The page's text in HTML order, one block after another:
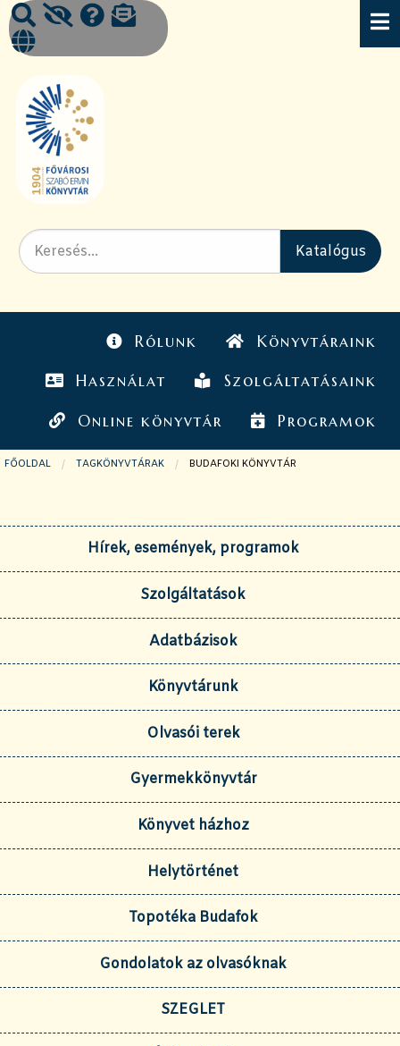
Rólunk Könyvtáraink
Használat Szolgáltatásaink
Online könyvtár Programok
FŐOLDAL TAGKÖNYVTÁRAK JELENLEGI OLDAL:
BUDAFOKI KÖNYVTÁR
Hírek, események, programok
Szolgáltatások
Adatbázisok
Könyvtárunk
Olvasói terek
Gyermekkönyvtár
Könyvet házhoz
Helytörténet
Topotéka Budafok
Gondolatok az olvasóknak
SZEGLET